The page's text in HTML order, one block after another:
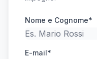
Nome e Cognome*
E-mail*